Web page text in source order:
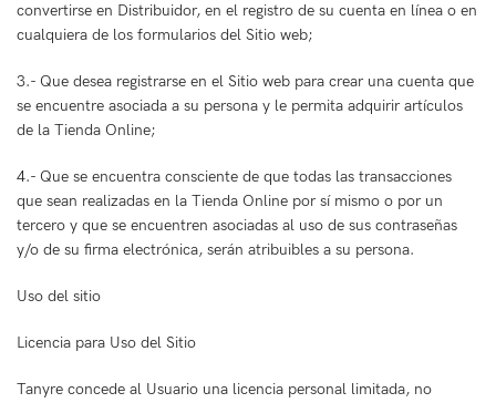
convertirse en Distribuidor, en el registro de su cuenta en línea o en
cualquiera de los formularios del Sitio web;
3.- Que desea registrarse en el Sitio web para crear una cuenta que
se encuentre asociada a su persona y le permita adquirir artículos
de la Tienda Online;
4.- Que se encuentra consciente de que todas las transacciones
que sean realizadas en la Tienda Online por sí mismo o por un
tercero y que se encuentren asociadas al uso de sus contraseñas
y/o de su firma electrónica, serán atribuibles a su persona.
Uso del sitio
Licencia para Uso del Sitio
Tanyre concede al Usuario una licencia personal limitada, no